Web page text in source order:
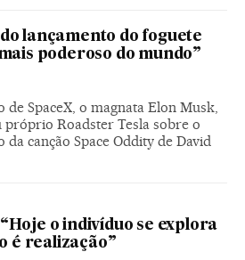
lançamento do foguete
poderoso do mundo”
de SpaceX, o magnata Elon Musk,
próprio Roadster Tesla sobre o
da canção Space Oddity de David
o indivíduo se explora
é realização”